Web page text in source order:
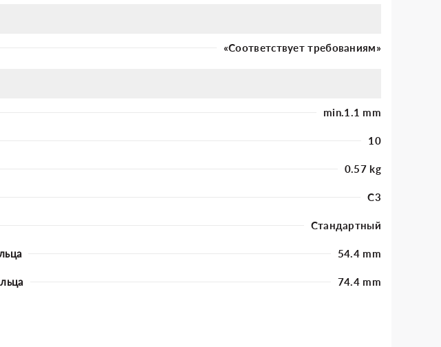
«Соответствует требованиям»
min.1.1 mm
10
0.57 kg
C3
Стандартный
54.4 mm
74.4 mm